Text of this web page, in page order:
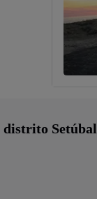
distrito Setúbal